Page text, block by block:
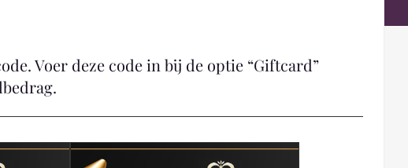
Voer deze code in bij de optie “Giftcard”